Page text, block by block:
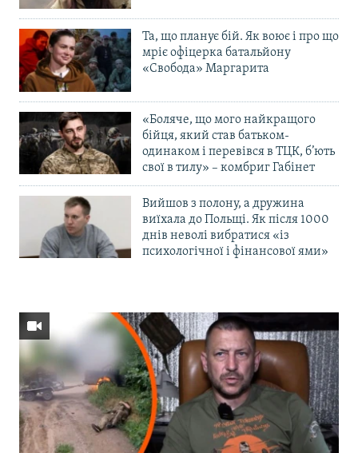
Та, що планує бій. Як воює і про що
мріє офіцерка батальйону
«Свобода» Маргарита
«Боляче, що мого найкращого
бійця, який став батьком-
одинаком і перевівся в ТЦК, б’ють
свої в тилу» – комбриг Габінет
Вийшов з полону, а дружина
виїхала до Польщі. Як після 1000
днів неволі вибратися «із
психологічної і фінансової ями»